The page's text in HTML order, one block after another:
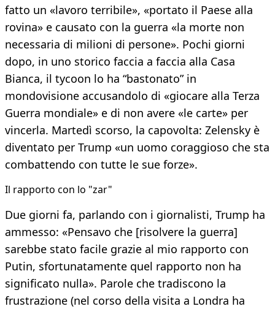
fatto un «lavoro terribile», «portato il Paese alla
rovina» e causato con la guerra «la morte non
necessaria di milioni di persone». Pochi giorni
dopo, in uno storico faccia a faccia alla Casa
Bianca, il tycoon lo ha “bastonato” in
mondovisione accusandolo di «giocare alla Terza
Guerra mondiale» e di non avere «le carte» per
vincerla. Martedì scorso, la capovolta: Zelensky è
diventato per Trump «un uomo coraggioso che sta
combattendo con tutte le sue forze».
​Il rapporto con lo "zar"
Due giorni fa, parlando con i giornalisti, Trump ha
ammesso: «Pensavo che [risolvere la guerra]
sarebbe stato facile grazie al mio rapporto con
Putin, sfortunatamente quel rapporto non ha
significato nulla». Parole che tradiscono la
frustrazione (nel corso della visita a Londra ha